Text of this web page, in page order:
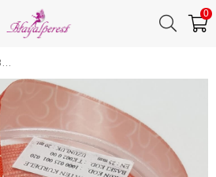
0
Kırmızı Kalp Baskılı Saten Kurdele 2,5Cm